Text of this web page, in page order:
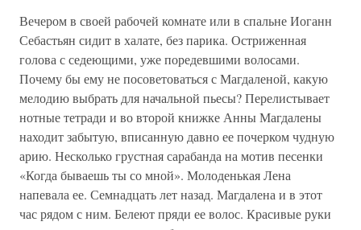
Вечером в своей рабочей комнате или в спальне Иоганн
Себастьян сидит в халате, без парика. Остриженная
голова с седеющими, уже поредевшими волосами.
Почему бы ему не посоветоваться с Магдаленой, какую
мелодию выбрать для начальной пьесы? Перелистывает
нотные тетради и во второй книжке Анны Магдалены
находит забытую, вписанную давно ее почерком чудную
арию. Несколько грустная сарабанда на мотив песенки
«Когда бываешь ты со мной». Молоденькая Лена
напевала ее. Семнадцать лет назад. Магдалена и в этот
час рядом с ним. Белеют пряди ее волос. Красивые руки